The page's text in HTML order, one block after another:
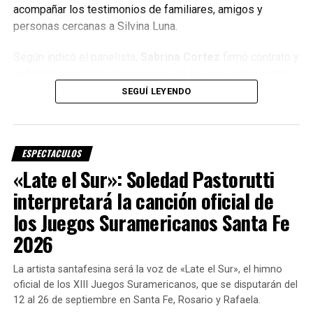
Fuente: Contexto Tucumán
Sancristobalenses al casting de Marcelo Tinelli
NO TE PIERDAS
¡Guerra de hermanos! Lucía y Joaquín Galán tuvieron un
tremendo cruce en pleno «Genios de la Argentina»
acompañar los testimonios de familiares, amigos y
personas cercanas a Silvina Luna.
distintos momentos de la vida de la actriz.
Un proyecto impulsado por el deseo
de Silvina Luna
Antes de su fallecimiento,Silvina Lunahabía manifestado
su deseo de contar su historia para generar conciencia
sobre las consecuencias que pueden tener algunas
intervenciones estéticas.
SEGUÍ LEYENDO
ESPECTACULOS
«Late el Sur»: Soledad Pastorutti
interpretará la canción oficial de
los Juegos Suramericanos Santa Fe
2026
La artista santafesina será la voz de «Late el Sur», el himno
oficial de los XIII Juegos Suramericanos, que se disputarán del
12 al 26 de septiembre en Santa Fe, Rosario y Rafaela.